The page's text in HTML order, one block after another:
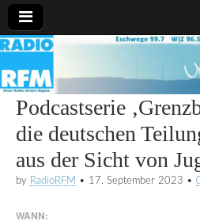
Radio
RFM
Podcastserie
die deutschen
aus der Sicht von
by RadioRFM • 17. September 2023 •
WANN: